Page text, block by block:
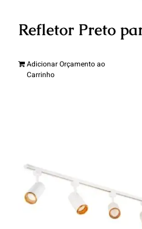
Refletor Preto
Adicionar Orçamento ao
Carrinho